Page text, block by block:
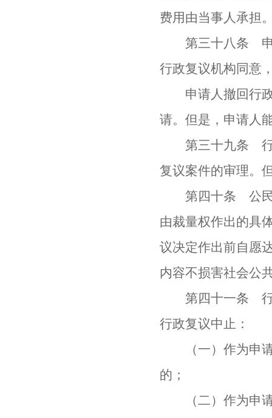
费用由当事人承担
第三十八条 申请
行政复议机构同意
申请人撤回行政
请。但是，申请人
第三十九条 行政
复议案件的审理。
第四十条 公民、
由裁量权作出的具
议决定作出前自愿
内容不损害社会公
第四十一条 行政
行政复议中止：
（一）作为申请
的；
（二）作为申请